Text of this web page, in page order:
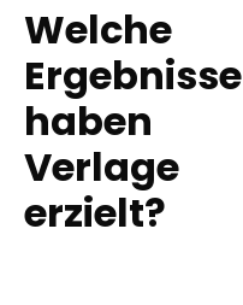
Welche
Ergebnisse
haben
Verlage
erzielt?